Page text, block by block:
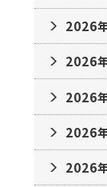
2026
2026
2026
2026
2026